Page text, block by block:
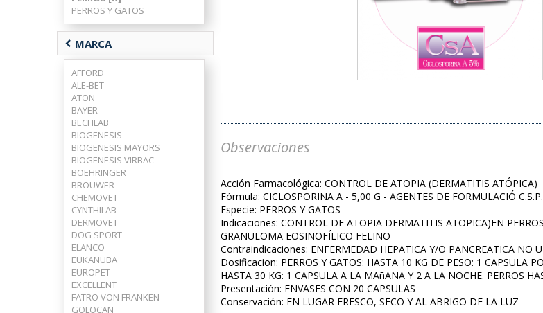
PERROS Y GATOS
chevron_left MARCA
AFFORD
ALE-BET
ATON
BAYER
BECHLAB
BIOGENESIS
BIOGENESIS MAYORS
BIOGENESIS VIRBAC
BOEHRINGER
BROUWER
CHEMOVET
CYNTHILAB
DERMOVET
DOG SPORT
ELANCO
EUKANUBA
EUROPET
EXCELLENT
FATRO VON FRANKEN
GOLOCAN
Observaciones
Acción Farmacológica: CONTROL DE ATOPIA (DERMATITIS ATÓPICA)
Fórmula: CICLOSPORINA A - 5,00 G - AGENTES DE FORMULACIÓ
Especie: PERROS Y GATOS
Indicaciones: CONTROL DE ATOPIA DERMATITIS ATOPICA)EN
GRANULOMA EOSINOFÍLICO FELINO
Contraindicaciones: ENFERMEDAD HEPATICA Y/O PANCREATICA NO
Dosificacion: PERROS Y GATOS: HASTA 10 KG DE PESO: 1 CAPSULA
HASTA 30 KG: 1 CAPSULA A LA MAñANA Y 2 A LA NOCHE. PERROS
Presentación: ENVASES CON 20 CAPSULAS
Conservación: EN LUGAR FRESCO, SECO Y AL ABRIGO DE LA LUZ